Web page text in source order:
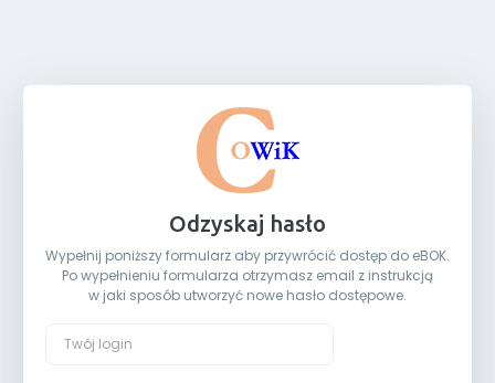
Odzyskaj hasło
Wypełnij poniższy formularz aby przywrócić dostęp do eBOK.
Po wypełnieniu formularza otrzymasz email z instrukcją
w jaki sposób utworzyć nowe hasło dostępowe.